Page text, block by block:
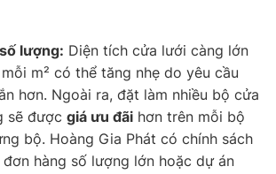
lượng: Diện tích cửa lưới càng lớn
m² có thể tăng nhẹ do yêu cầu
hơn. Ngoài ra, đặt làm nhiều bộ cửa
sẽ được giá ưu đãi hơn trên mỗi bộ
bộ. Hoàng Gia Phát có chính sách
hàng số lượng lớn hoặc dự án